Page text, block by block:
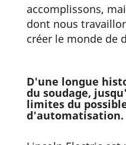
accomplissons,
dont nous
créer le monde de
D'une longue
du soudage,
limites du
d'automatisation.